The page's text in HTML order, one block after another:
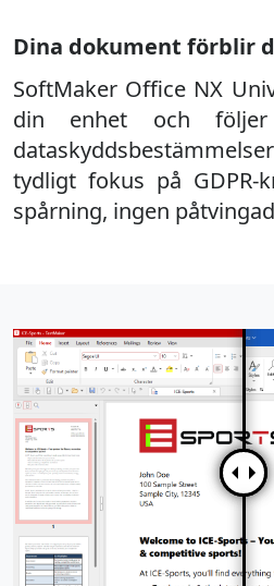
Dina dokument förblir
SoftMaker Office NX
din enhet och
tydligt fokus på GDPR-
spårning, ingen